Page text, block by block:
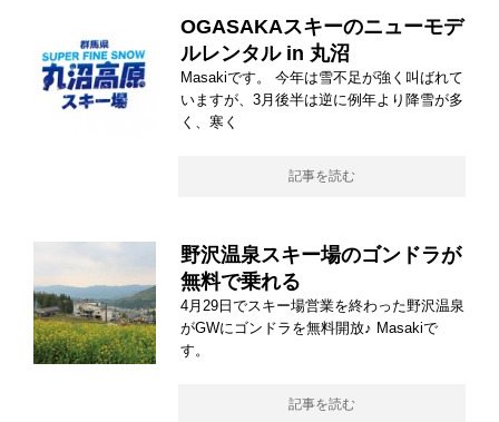
OGASAKAスキーのニューモデ
ルレンタル in 丸沼
Masakiです。 今年は雪不足が強く叫ばれて
いますが、3月後半は逆に例年より降雪が多
く、寒く
記事を読む
野沢温泉スキー場のゴンドラが
無料で乗れる
4月29日でスキー場営業を終わった野沢温泉
がGWにゴンドラを無料開放♪ Masakiで
す。
記事を読む